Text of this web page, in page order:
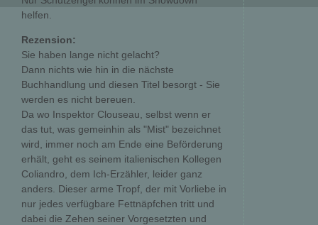
helfen.
Rezension:
Sie haben lange nicht gelacht?
Dann nichts wie hin in die nächste
Buchhandlung und diesen Titel besorgt - Sie
werden es nicht bereuen.
Da wo Inspektor Clouseau, selbst wenn er
das tut, was gemeinhin als "Mist" bezeichnet
wird, immer noch am Ende eine Beförderung
erhält, geht es seinem italienischen Kollegen
Coliandro, dem Ich-Erzähler, leider ganz
anders. Dieser arme Tropf, der mit Vorliebe in
nur jedes verfügbare Fettnäpfchen tritt und
dabei die Zehen seiner Vorgesetzten und